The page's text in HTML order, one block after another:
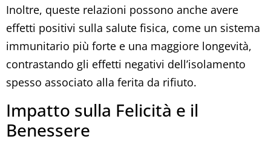
Inoltre, queste relazioni possono anche avere
effetti positivi sulla salute fisica, come un sistema
immunitario più forte e una maggiore longevità,
contrastando gli effetti negativi dell’isolamento
spesso associato alla ferita da rifiuto.
Impatto sulla Felicità e il
Benessere